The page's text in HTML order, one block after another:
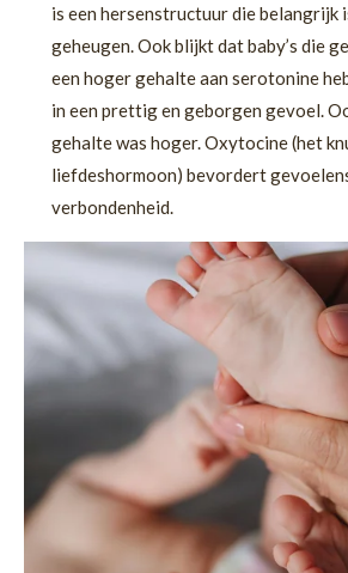
is een hersenstructuur die belangrijk
geheugen. Ook blijkt dat baby’s die
een hoger gehalte aan serotonine
in een prettig en geborgen gevoel.
gehalte was hoger. Oxytocine (het
liefdeshormoon) bevordert
verbondenheid.